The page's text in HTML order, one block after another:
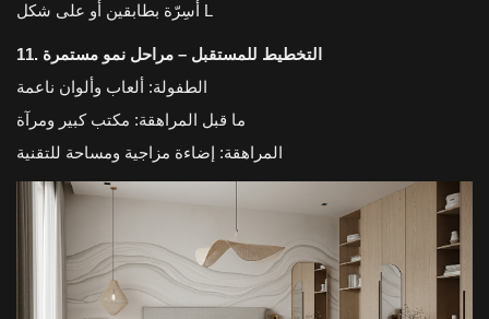
أسِرّة بطابقين أو على شكل L
11. التخطيط للمستقبل – مراحل نمو مستمرة
الطفولة: ألعاب وألوان ناعمة
ما قبل المراهقة: مكتب كبير ومرآة
المراهقة: إضاءة مزاجية ومساحة للتقنية